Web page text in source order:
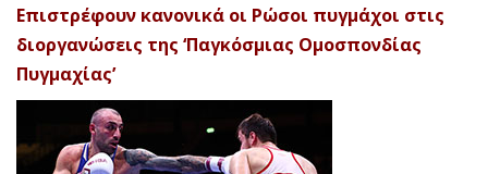
Επιστρέφουν κανονικά οι Ρώσοι πυγμάχοι στις
διοργανώσεις της ‘Παγκόσμιας Ομοσπονδίας
Πυγμαχίας’